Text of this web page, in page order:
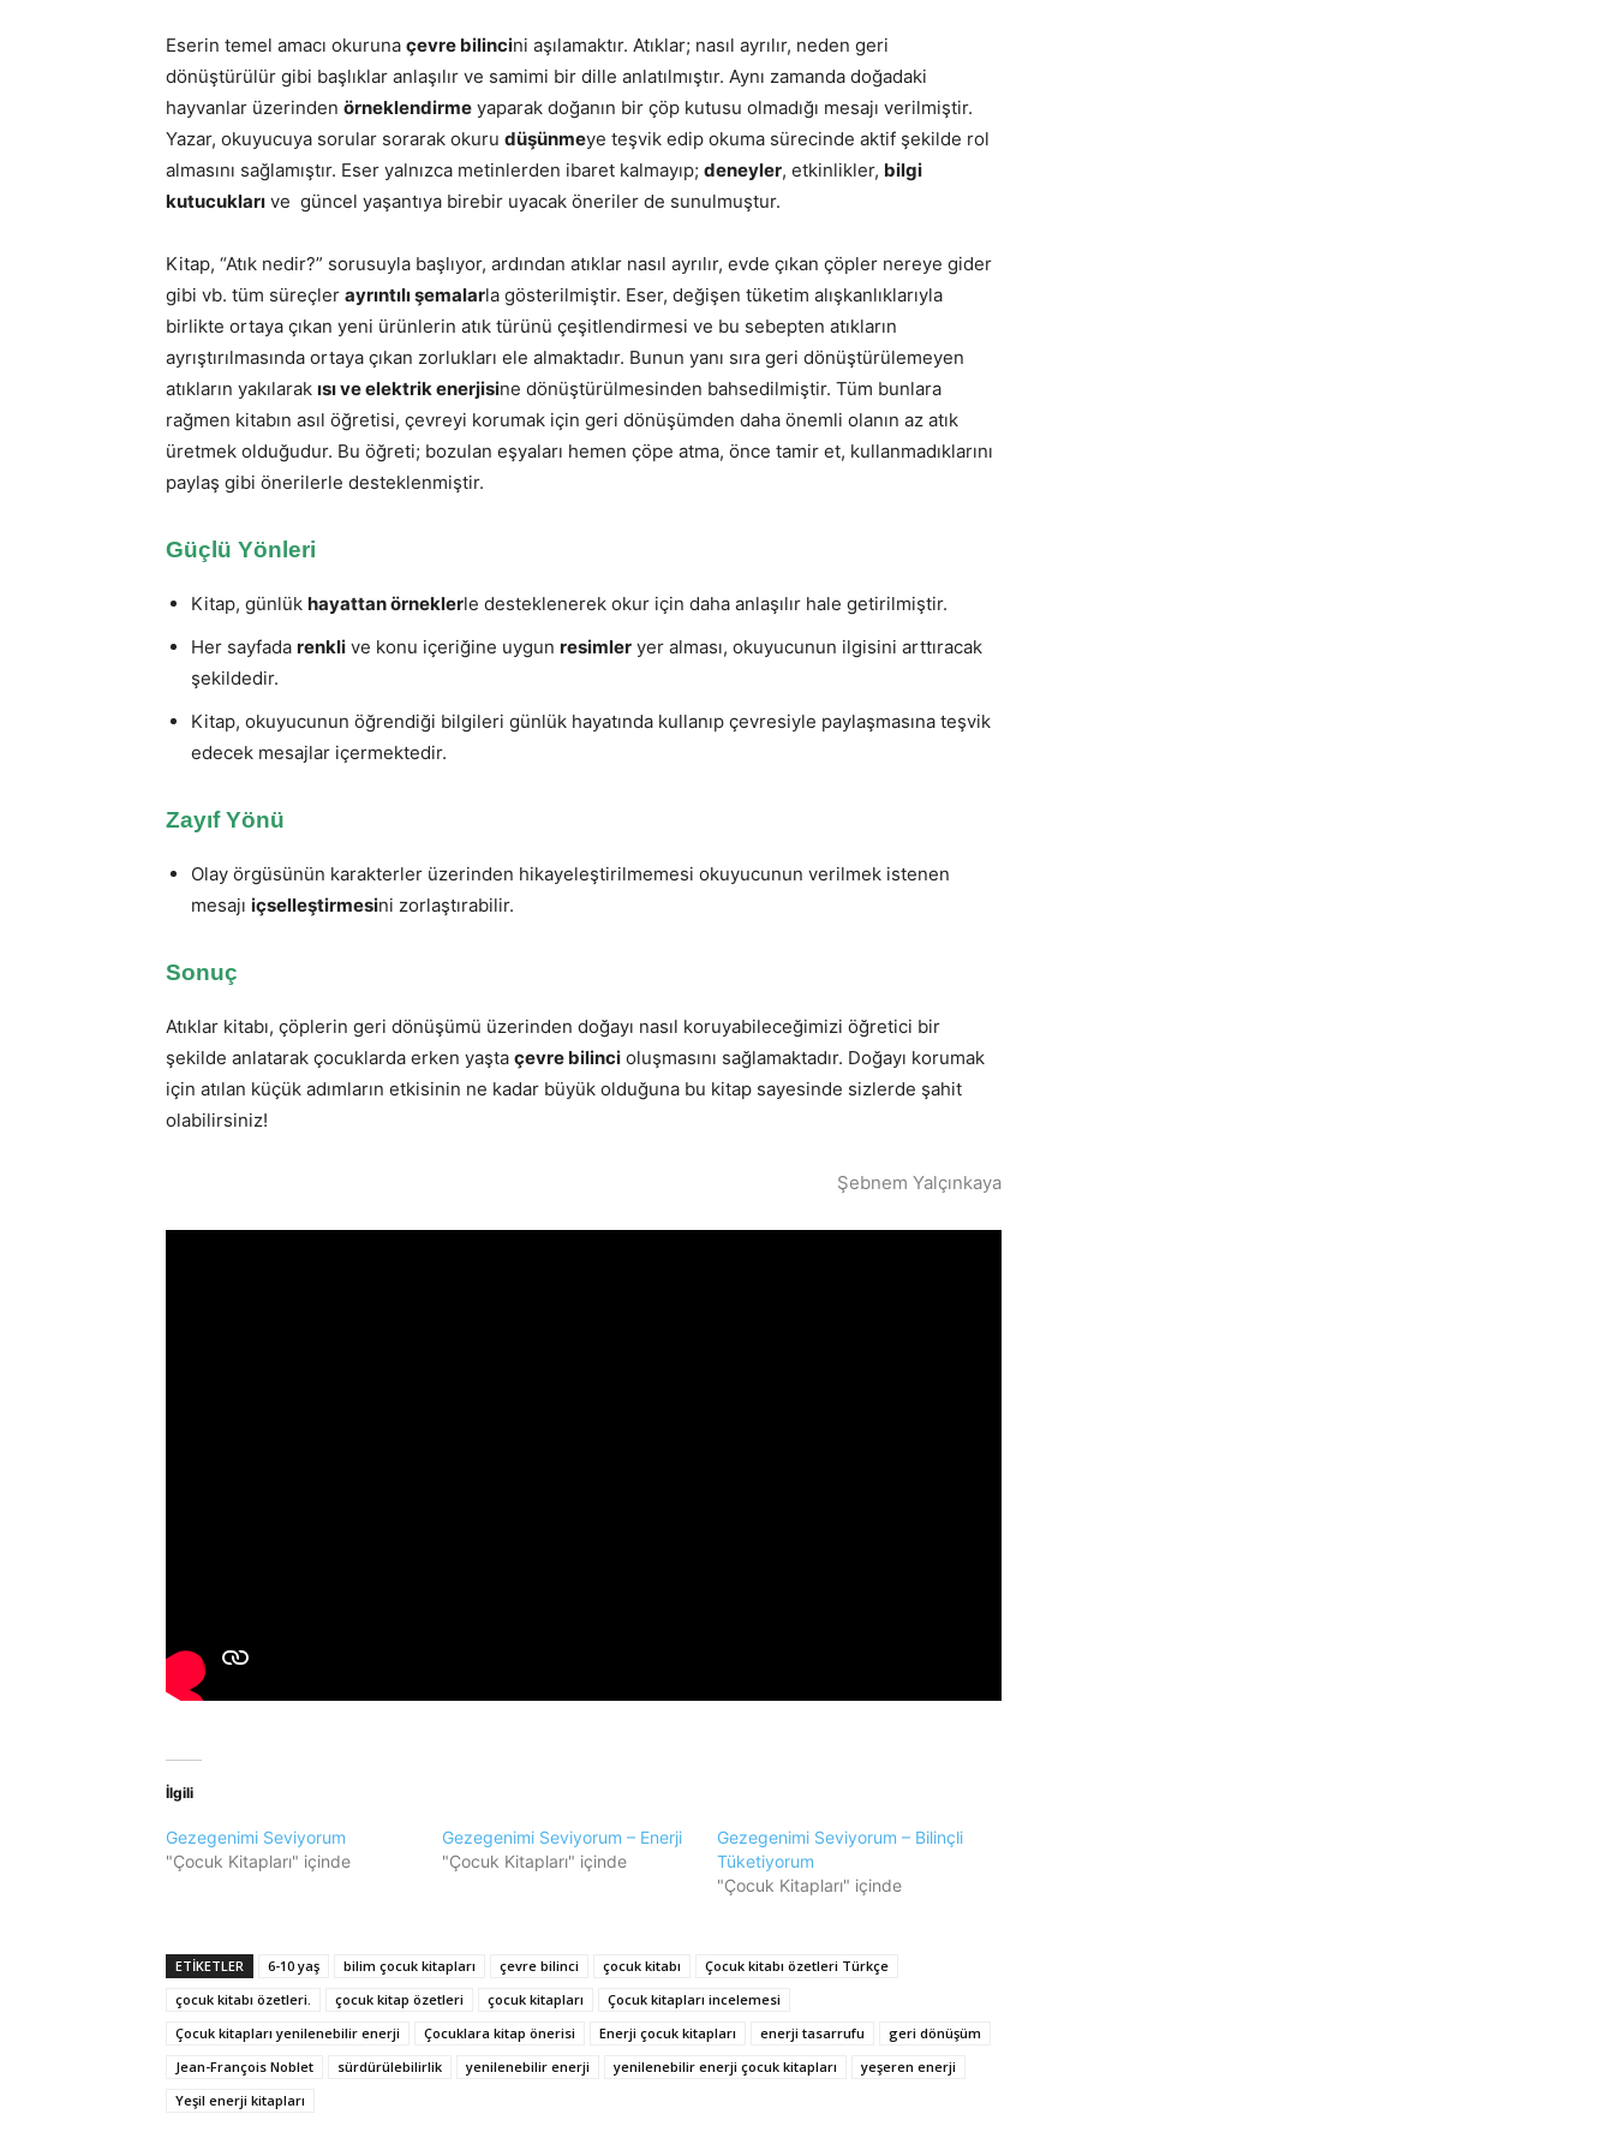
Eserin temel amacı okuruna çevre bilincini aşılamaktır. Atıklar; nasıl ayrılır, neden geri
dönüştürülür gibi başlıklar anlaşılır ve samimi bir dille anlatılmıştır. Aynı zamanda doğadaki
hayvanlar üzerinden örneklendirme yaparak doğanın bir çöp kutusu olmadığı mesajı verilmiştir.
Yazar, okuyucuya sorular sorarak okuru düşünmeye teşvik edip okuma sürecinde aktif şekilde rol
almasını sağlamıştır. Eser yalnızca metinlerden ibaret kalmayıp; deneyler, etkinlikler, bilgi
kutucukları ve güncel yaşantıya birebir uyacak öneriler de sunulmuştur.
Kitap, “Atık nedir?” sorusuyla başlıyor, ardından atıklar nasıl ayrılır, evde çıkan çöpler nereye gider
gibi vb. tüm süreçler ayrıntılı şemalarla gösterilmiştir. Eser, değişen tüketim alışkanlıklarıyla
birlikte ortaya çıkan yeni ürünlerin atık türünü çeşitlendirmesi ve bu sebepten atıkların
ayrıştırılmasında ortaya çıkan zorlukları ele almaktadır. Bunun yanı sıra geri dönüştürülemeyen
atıkların yakılarak ısı ve elektrik enerjisine dönüştürülmesinden bahsedilmiştir. Tüm bunlara
rağmen kitabın asıl öğretisi, çevreyi korumak için geri dönüşümden daha önemli olanın az atık
üretmek olduğudur. Bu öğreti; bozulan eşyaları hemen çöpe atma, önce tamir et, kullanmadıklarını
paylaş gibi önerilerle desteklenmiştir.
Güçlü Yönleri
Kitap, günlük hayattan örneklerle desteklenerek okur için daha anlaşılır hale getirilmiştir.
Her sayfada renkli ve konu içeriğine uygun resimler yer alması, okuyucunun ilgisini arttıracak
şekildedir.
Kitap, okuyucunun öğrendiği bilgileri günlük hayatında kullanıp çevresiyle paylaşmasına teşvik
edecek mesajlar içermektedir.
Zayıf Yönü
Olay örgüsünün karakterler üzerinden hikayeleştirilmemesi okuyucunun verilmek istenen
mesajı içselleştirmesini zorlaştırabilir.
Sonuç
Atıklar kitabı, çöplerin geri dönüşümü üzerinden doğayı nasıl koruyabileceğimizi öğretici bir
şekilde anlatarak çocuklarda erken yaşta çevre bilinci oluşmasını sağlamaktadır. Doğayı korumak
için atılan küçük adımların etkisinin ne kadar büyük olduğuna bu kitap sayesinde sizlerde şahit
olabilirsiniz!
Şebnem Yalçınkaya
İlgili
Gezegenimi Seviyorum
"Çocuk Kitapları" içinde
Gezegenimi Seviyorum – Enerji
"Çocuk Kitapları" içinde
Gezegenimi Seviyorum – Bilinçli
Tüketiyorum
"Çocuk Kitapları" içinde
ETIKETLER 6-10 yaş bilim çocuk kitapları çevre bilinci çocuk kitabı
Çocuk kitabı özetleri Türkçe
çocuk kitabı özetleri.
çocuk kitap özetleri çocuk kitapları
Çocuk kitapları incelemesi
Çocuk kitapları yenilenebilir enerji
Çocuklara kitap önerisi Enerji çocuk kitapları enerji tasarrufu
geri dönüşüm
Jean-François Noblet
sürdürülebilirlik yenilenebilir enerji yenilenebilir enerji çocuk kitapları
yeşeren enerji
Yeşil enerji kitapları